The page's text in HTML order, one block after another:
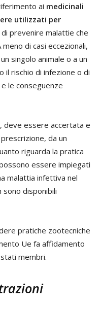
ai medicinali
utilizzati per
prevenire malattie che
di casi eccezionali,
singolo animale o a un
il rischio di infezione o di
le conseguenze
deve essere accertata e
da un
riguarda la pratica
essere impiegati
malattia infettiva nel
sono disponibili
pratiche zootecniche
Ue fa affidamento
membri.